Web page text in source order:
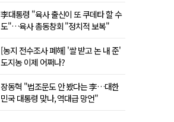
李대통령 "육사 출신이 또 쿠데타 할 수
도"…육사 총동창회 "정치적 보복"
[농지 전수조사 폐해] '쌀 받고 논 내 준'
도지농 이제 어쩌나?
장동혁 "법조문도 안 봤다는 李…대한
민국 대통령 맞나, 역대급 망언"